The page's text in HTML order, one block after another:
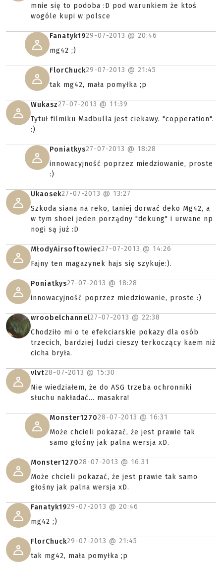
mnie się to podoba :D pod warunkiem że ktoś
wogóle kupi w polsce
Fanatyk1929-07-2013 @ 20:46
mg42 ;)
FlorChuck29-07-2013 @ 21:45
tak mg42, mała pomyłka ;p
Wukasz27-07-2013 @ 11:39
Tytuł filmiku Madbulla jest ciekawy. "copperation".
:)
Poniatkys27-07-2013 @ 18:28
innowacyjność poprzez miedziowanie, proste
:)
Ukaosek27-07-2013 @ 13:27
Szkoda siana na reko, taniej dorwać deko Mg42, a
w tym shoei jeden porządny "dekung" i urwane np
nogi są już :D
MłodyAirsoftowiec27-07-2013 @ 14:26
Fajny ten magazynek hajs się szykuje:).
Poniatkys27-07-2013 @ 18:28
innowacyjność poprzez miedziowanie, proste :)
wroobelchannel27-07-2013 @ 22:38
Chodziło mi o te efekciarskie pokazy dla osób
trzecich, bardziej ludzi cieszy terkoczący kaem niż
cicha bryła.
vlvt28-07-2013 @ 15:30
Nie wiedziałem, że do ASG trzeba ochronniki
słuchu nakładać... masakra!
Monster127028-07-2013 @ 16:31
Może chcieli pokazać, że jest prawie tak
samo głośny jak palna wersja xD.
Monster127028-07-2013 @ 16:31
Może chcieli pokazać, że jest prawie tak samo
głośny jak palna wersja xD.
Fanatyk1929-07-2013 @ 20:46
mg42 ;)
FlorChuck29-07-2013 @ 21:45
tak mg42, mała pomyłka ;p